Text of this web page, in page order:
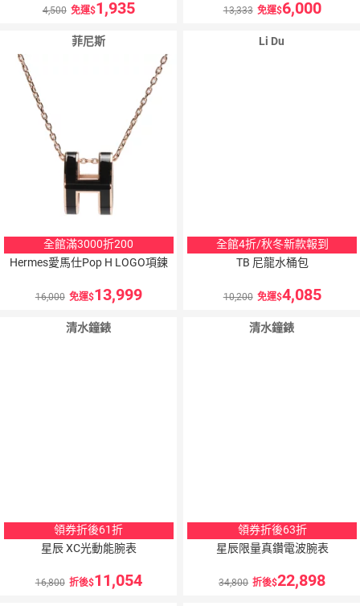
4,500 免運 1,935 13,333 免運 6,000
菲尼斯
全館滿3000折200
Hermes愛馬仕Pop H LOGO項鍊
16,000 免運 13,999
Li Du
全館4折/秋冬新款報到
TB 尼龍水桶包
10,200 免運 4,085
清水鐘錶
領券折後61折
星辰 XC光動能腕表
16,800 折後 11,054
清水鐘錶
領券折後63折
星辰限量真鑽電波腕表
34,800 折後 22,898